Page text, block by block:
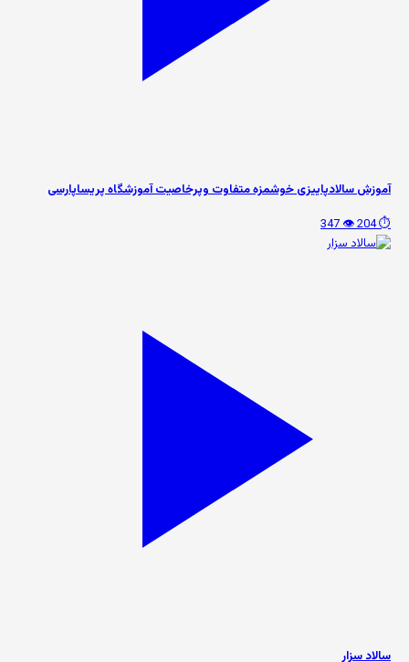
آموزش سالادپاییزی خوشمزه متفاوت وپرخاصیت آموزشگاه پریساپارسی
⏱️ 204
👁️ 347
سالاد سزار